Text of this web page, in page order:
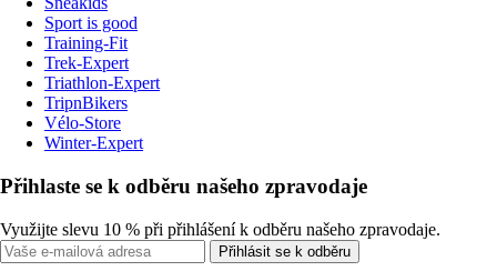
Sport is good
Training-Fit
Trek-Expert
Triathlon-Expert
TripnBikers
Vélo-Store
Winter-Expert
Přihlaste se k odběru našeho zpravodaje
Využijte slevu 10 % při přihlášení k odběru našeho zpravodaje.
Přihlásit se k odběru